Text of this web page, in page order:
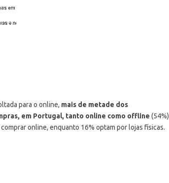
para o online, mais de metade dos
em Portugal, tanto online como offline (54%)
online, enquanto 16% optam por lojas físicas.